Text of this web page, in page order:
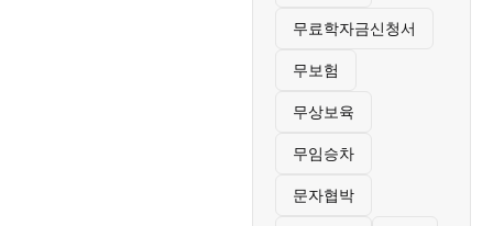
무료학자금신청서
무보험
무상보육
무임승차
문자협박